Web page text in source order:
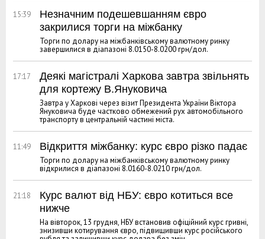
15:39
Незначним подешевшанням євро
закрилися торги на міжбанку
Торги по долару на міжбанківському валютному ринку
завершилися в діапазоні 8.0150-8.0200 грн/дол.
17:17
Деякі магістралі Харкова завтра звільнять
для кортежу В.Януковича
Завтра у Харкові через візит Президента України Віктора
Януковича буде частково обмежений рух автомобільного
транспорту в центральній частині міста.
11:49 Відкриття міжбанку: курс євро різко падає
Торги по долару на міжбанківському валютному ринку
відкрилися в діапазоні 8.0160-8.0210 грн/дол.
21:18
Курс валют від НБУ: євро котиться все
нижче
На вівторок, 13 грудня, НБУ встановив офіційний курс гривні,
знизивши котирування євро, підвищивши курс російського